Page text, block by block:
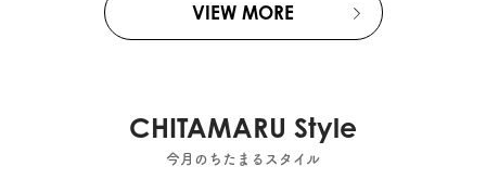
VIEW MORE
CHITAMARU Style
今月のちたまるスタイル